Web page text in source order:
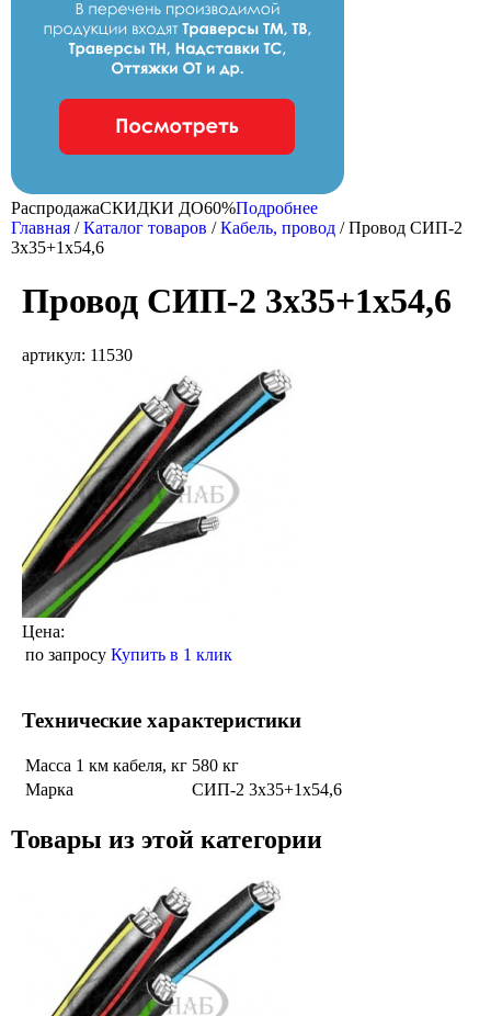
РаспродажаCКИДКИ ДО60%Подробнее
Главная /Каталог товаров /Кабель, провод /Провод СИП-2
3х35+1х54,6
Провод СИП-2 3х35+1х54,6
артикул: 11530
Цена:
по запросу Купить в 1 клик
Технические характеристики
Масса 1 км кабеля, кг 580 кг
Марка
СИП-2 3х35+1х54,6
Товары из этой категории